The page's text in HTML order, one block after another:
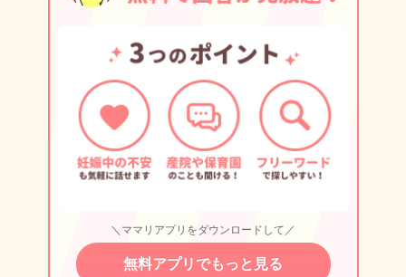
＼ママリアプリをダウンロードして／
無料アプリでもっと見る